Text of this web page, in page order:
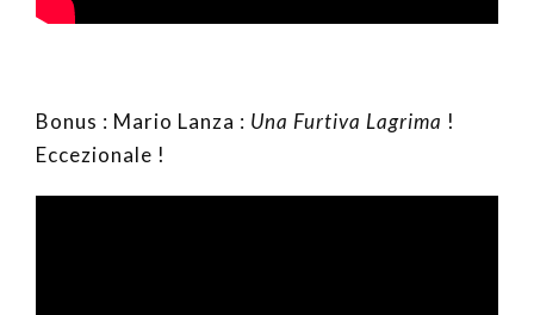
Bonus : Mario Lanza : Una Furtiva Lagrima !
Eccezionale !